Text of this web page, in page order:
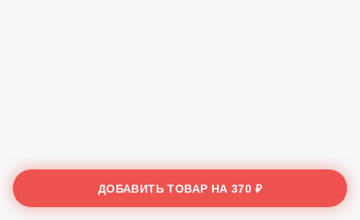
ДОБАВИТЬ ТОВАР НА370 ₽